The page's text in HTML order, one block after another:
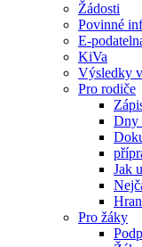
Žádosti
Povinné
E-
KiVa
Výsledky
Pro rodiče
Dny
Jak
Pro žáky